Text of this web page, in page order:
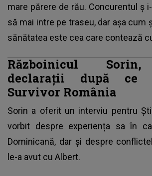
mare părere de rău. Concurentul ș
să mai intre pe traseu, dar așa cum
sănătatea este cea care contează
Războinicul
declarații după ce
Survivor România
Sorin a oferit un interviu pentru
vorbit despre experiența sa în
Dominicană, dar și despre
le-a avut cu Albert.